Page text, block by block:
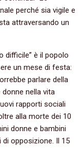
perché sia vigile e
attraversando un
difficile‭” ‬è il popolo
un mese di festa:‭
parlare della
nella vita
rapporti sociali
alla morte dei‭ ‬10‭
donne e bambini
opposizione.‭ ‬Il‭ ‬15‭